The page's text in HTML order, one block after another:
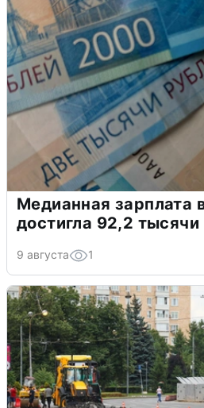
Медианная зарплата
достигла 92,2 тысячи
9 августа 1